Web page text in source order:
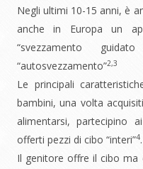
Negli ultimi 10-15 anni, è
anche in Europa un
“svezzamento
“autosvezzamento”2,3
Le principali
bambini, una volta
alimentarsi, partecipino
offerti pezzi di cibo “interi”4.
Il genitore offre il cibo ma